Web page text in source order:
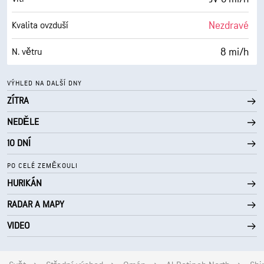
Viditelnost 10 mi
Horní základna oblačnosti 30000 ft
Kvalita ovzduší Nezdravé
N. větru 8 mi/h
Vlhkost
Rosný bod 81° F
AccuLumen Brightness Index™ 0 (Tmavé)
Oblačnost 2 %
Viditelnost 10 mi
Horní základna oblačnosti 30000 ft
VÝHLED NA DALŠÍ DNY
ZÍTRA
NEDĚLE
10 DNÍ
PO CELÉ ZEMĚKOULI
HURIKÁN
RADAR A MAPY
VIDEO